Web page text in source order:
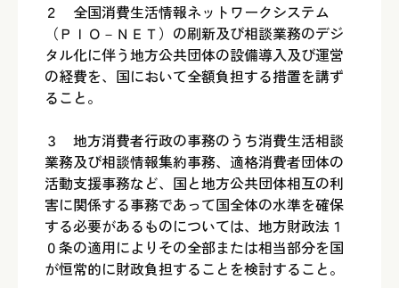
２ 全国消費生活情報ネットワークシステム
（ＰＩＯ－ＮＥＴ）の刷新及び相談業務のデジ
タル化に伴う地方公共団体の設備導入及び運営
の経費を、国において全額負担する措置を講ず
ること。
３ 地方消費者行政の事務のうち消費生活相談
業務及び相談情報集約事務、適格消費者団体の
活動支援事務など、国と地方公共団体相互の利
害に関係する事務であって国全体の水準を確保
する必要があるものについては、地方財政法１
０条の適用によりその全部または相当部分を国
が恒常的に財政負担することを検討すること。